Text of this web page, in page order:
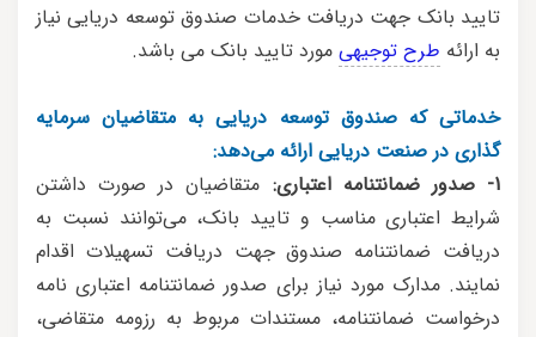
تایید بانک جهت دریافت خدمات صندوق توسعه دریایی نیاز
به ارائه طرح توجیهی مورد تایید بانک می باشد.
خدماتی که صندوق توسعه دریایی به متقاضیان سرمایه
گذاری در صنعت دریایی ارائه می‌دهد:
1- صدور ضمانتنامه اعتباری:
متقاضیان در صورت داشتن
شرایط اعتباری مناسب و تایید بانک، می‌توانند نسبت به
دریافت ضمانتنامه صندوق جهت دریافت تسهیلات اقدام
نمایند. مدارک مورد نیاز برای صدور ضمانتنامه اعتباری نامه
درخواست ضمانتنامه، مستندات مربوط به رزومه متقاضی،